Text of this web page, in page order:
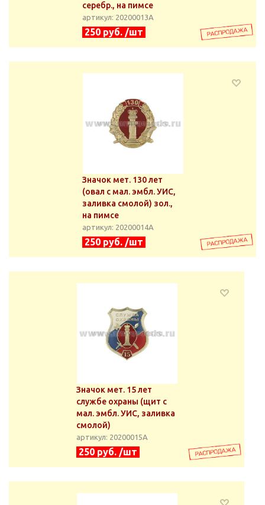
серебр., на пимсе
артикул: 20200013А
250 руб. /шт
Значок мет. 130 лет
(овал с мал. эмбл. УИС,
заливка смолой) зол.,
на пимсе
артикул: 20200014А
250 руб. /шт
Значок мет. 15 лет
службе охраны (щит с
мал. эмбл. УИС, заливка
смолой)
артикул: 20200015А
250 руб. /шт